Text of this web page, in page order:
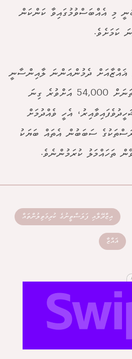
މި އެއްބަސްވުމުގައިވާ ކަންކަން
ކަމަށެވެ.
ޣައްޒާއަށް ދެމުންއަންނަ ލާއިންސާނީ
ހަމަލާތަކުގެ ސަބަބުން މިހާތަނަށް 54,000 އަށްވުރެ ގިނަ
އެހީ ވެއްދުމަށް
ސަބަބުން އެތައް ބަޔަކު
ތަހައްމަލު ކުރަމުންނެވެ.
އިޒްރޭލާއި ފަލަސްތީނުގެ ކުރިމަތިލުންތައް
ޣައްޒާ